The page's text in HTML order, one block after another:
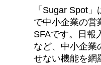
「 Sugar Spot
で中小企業の営
SFAです。日報
など、中小企業
せない機能を網